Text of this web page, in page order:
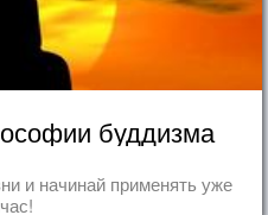
буддизма
и начинай применять уже